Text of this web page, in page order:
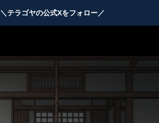
＼テラゴヤの公式Xをフォロー／